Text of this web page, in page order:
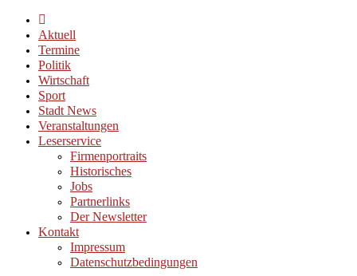
Aktuell
Termine
Politik
Wirtschaft
Sport
Stadt News
Veranstaltungen
Leserservice
Firmenportraits
Historisches
Jobs
Partnerlinks
Der Newsletter
Kontakt
Impressum
Datenschutzbedingungen